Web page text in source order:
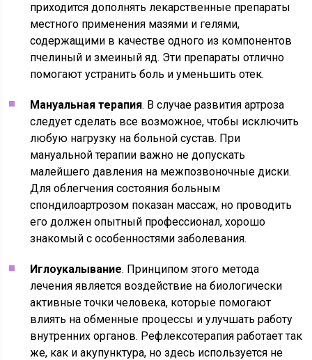
приходится дополнять лекарственные препараты
местного применения мазями и гелями,
содержащими в качестве одного из компонентов
пчелиный и змеиный яд. Эти препараты отлично
помогают устранить боль и уменьшить отек.
Мануальная терапия. В случае развития артроза
следует сделать все возможное, чтобы исключить
любую нагрузку на больной сустав. При
мануальной терапии важно не допускать
малейшего давления на межпозвоночные диски.
Для облегчения состояния больным
спондилоартрозом показан массаж, но проводить
его должен опытный профессионал, хорошо
знакомый с особенностями заболевания.
Иглоукалывание. Принципом этого метода
лечения является воздействие на биологически
активные точки человека, которые помогают
влиять на обменные процессы и улучшать работу
внутренних органов. Рефлексотерапия работает так
же, как и акупунктура, но здесь используется не